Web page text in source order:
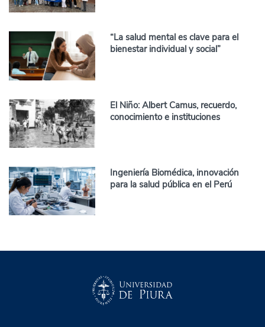
“La salud mental es clave para el
bienestar individual y social”
El Niño: Albert Camus, recuerdo,
conocimiento e instituciones
Ingeniería Biomédica, innovación
para la salud pública en el Perú